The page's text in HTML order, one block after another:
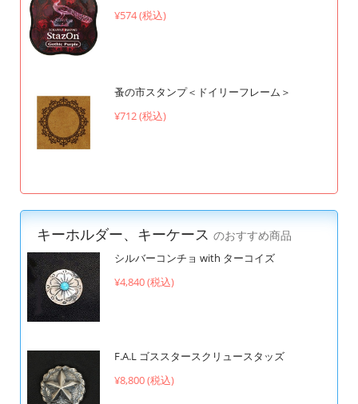
¥574 (税込)
蚤の市スタンプ＜ドイリーフレーム＞
¥712 (税込)
キーホルダー、キーケース のおすすめ商品
シルバーコンチョ with ターコイズ
¥4,840 (税込)
F.A.L ゴススタースクリュースタッズ
¥8,800 (税込)